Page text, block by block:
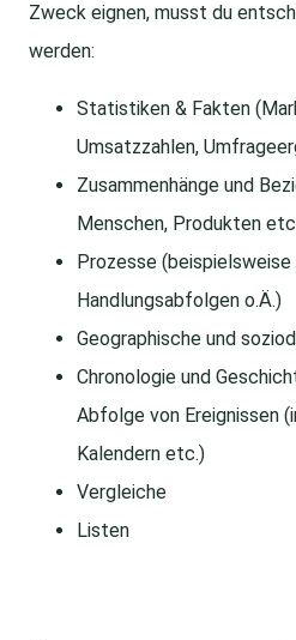
Zweck eignen, musst du
werden:
Statistiken & Fakten
Umsatzzahlen,
Zusammenhänge und
Menschen, Produkten
Prozesse
Handlungsabfolgen o.Ä.)
Geographische und
Chronologie und
Abfolge von Ereignissen
Kalendern etc.)
Vergleiche
Listen